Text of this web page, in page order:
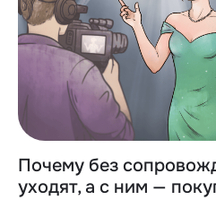
Почему без
уходят, а с ним —